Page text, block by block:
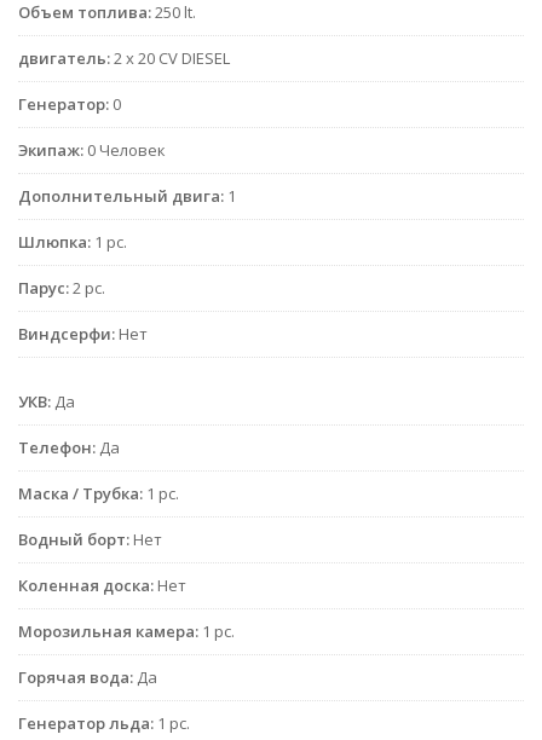
Объем топлива:250 lt.
двигатель:2 x 20 CV DIESEL
Генератор: 0
Экипаж: 0 Человек
Дополнительный двига: 1
Шлюпка: 1 pc.
Парус:2 pc.
Виндсерфи: Нет
УКВ: Да
Телефон: Да
Маска / Трубка: 1 pc.
Водный борт: Нет
Коленная доска: Нет
Морозильная камера: 1 pc.
Горячая вода: Да
Генератор льда: 1 pc.